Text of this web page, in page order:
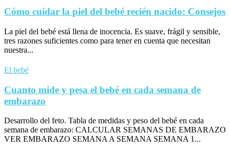
Cómo cuidar la piel del bebé recién nacido: Consejos
La piel del bebé está llena de inocencia. Es suave, frágil y sensible,
tres razones suficientes como para tener en cuenta que necesitan
nuestra...
El bebé
Cuanto mide y pesa el bebé en cada semana de
embarazo
Desarrollo del feto. Tabla de medidas y peso del bebé en cada
semana de embarazo: CALCULAR SEMANAS DE EMBARAZO
VER EMBARAZO SEMANA A SEMANA SEMANA 1...